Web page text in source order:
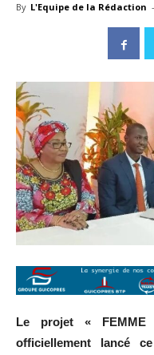
By L'Equipe de la Rédaction -
Le projet «
officiellement lancé